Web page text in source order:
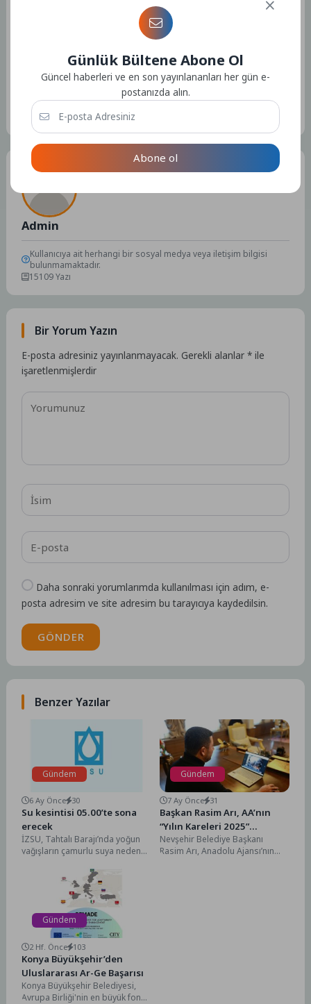
Kaynak: (BYZHA) Beyaz Haber Ajansı
Etiketler :Bu yazıya ait etiket bulunamadı.
Admin
Tüm Yazılar
Kullanıcıya ait herhangi bir sosyal medya veya iletişim bilgisi
bulunmamaktadır.
15109 Yazı
Bir Yorum Yazın
E-posta adresiniz yayınlanmayacak. Gerekli alanlar* ile
işaretlenmişlerdir
Daha sonraki yorumlarımda kullanılması için adım, e-
posta adresim ve site adresim bu tarayıcıya kaydedilsin.
GÖNDER
Benzer Yazılar
Gündem
6 Ay Önce 30
Su kesintisi 05.00’te sona
erecek
İZSU, Tahtalı Barajı’nda yoğun
yağışların çamurlu suya neden
Bayraklı, Çiğli ve Bornova’da...
Gündem
7 Ay Önce 31
Başkan Rasim Arı, AA’nın
“Yılın Kareleri 2025”
Oylamasına Katıldı
Nevşehir Belediye Başkanı
Rasim Arı, Anadolu Ajansı’nın
Gündem
2 Hf. Önce 103
Konya Büyükşehir’den
Uluslararası Ar-Ge Başarısı
Konya Büyükşehir Belediyesi,
Avrupa Birliği'nin en büyük fon
Günlük Bültene Abone Ol
Güncel haberleri ve en son yayınlananları her gün e-
postanızda alın.
Abone ol